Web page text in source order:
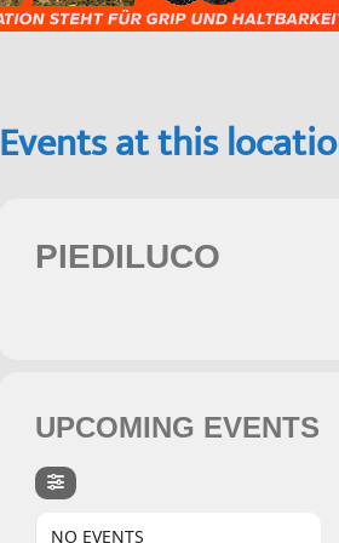
Events at this
PIEDILUCO
UPCOMING EVENTS
NO EVENTS